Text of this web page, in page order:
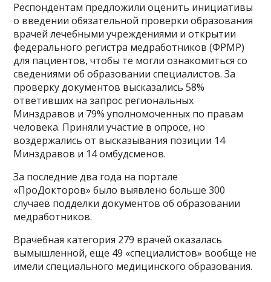
Респондентам предложили оценить инициативы
о введении обязательной проверки образования
врачей лечебными учреждениями и открытии
федерального регистра медработников (ФРМР)
для пациентов, чтобы те могли ознакомиться со
сведениями об образовании специалистов. За
проверку документов высказались 58%
ответивших на запрос региональных
Минздравов и 79% уполномоченных по правам
человека. Приняли участие в опросе, но
воздержались от высказывания позиции 14
Минздравов и 14 омбудсменов.
За последние два года на портале
«ПроДокторов» было выявлено больше 300
случаев подделки документов об образовании
медработников.
Врачебная категория 279 врачей оказалась
вымышленной, еще 49 «специалистов» вообще не
имели специального медицинского образования.